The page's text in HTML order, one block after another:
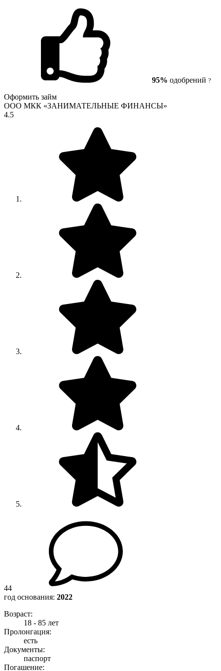
95% одобрений ?
Оформить займ
ООО МКК «ЗАНИМАТЕЛЬНЫЕ ФИНАНСЫ»
4.5
44
год основания: 2022
Возраст:
18 - 85 лет
Пролонгация:
есть
Документы:
паспорт
Погашение: